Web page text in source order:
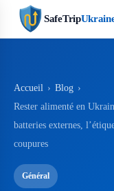
SafeTrip
Accueil › Blog ›
Rester alimenté en
batteries externes,
coupures
Général